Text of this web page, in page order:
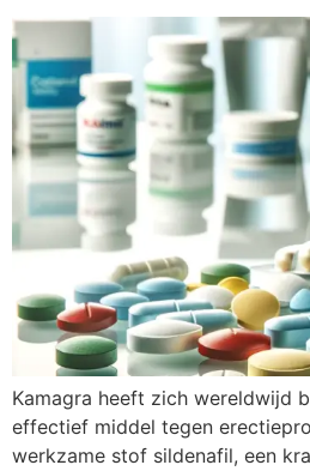
Kamagra heeft zich wereldwijd
effectief middel tegen
werkzame stof sildenafil, een